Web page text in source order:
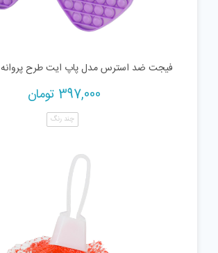
فیجت ضد استرس مدل پاپ ایت طرح پروانه
397,000 تومان
چند رنگ